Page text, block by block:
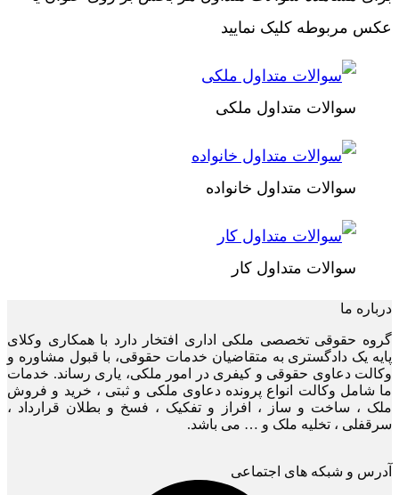
عکس مربوطه کلیک نمایید
سوالات متداول ملکی
سوالات متداول خانواده
سوالات متداول کار
درباره ما
گروه حقوقی تخصصی ملکی اداری افتخار دارد با همکاری وکلای
پایه یک دادگستری به متقاضیان خدمات حقوقی، با قبول مشاوره و
وکالت دعاوی حقوقی و کیفری در امور ملکی، یاری رساند. خدمات
ما شامل وکالت انواع پرونده دعاوی ملکی و ثبتی ، خرید و فروش
ملک ، ساخت و ساز ، افراز و تفکیک ، فسخ و بطلان قرارداد ،
سرقفلی ، تخلیه ملک و … می باشد.
آدرس و شبکه های اجتماعی